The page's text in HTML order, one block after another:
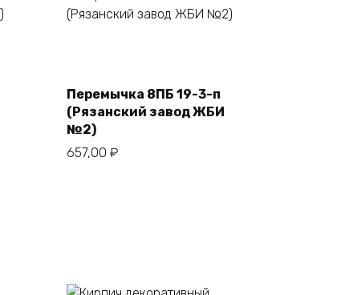
Перемычка 8ПБ 19-3-п
(Рязанский завод ЖБИ
№2)
657,00 ₽